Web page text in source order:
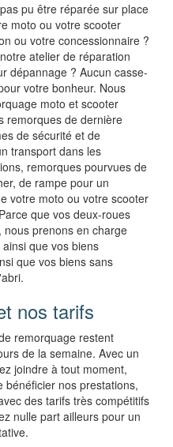
pu être réparée sur place
moto ou votre scooter
ou votre concessionnaire ?
atelier de réparation
dépannage ? Aucun casse-
votre bonheur. Nous
moto et scooter
remorques de dernière
de sécurité et de
transport dans les
remorques pourvues de
de rampe pour un
votre moto ou votre scooter
que vos deux-roues
prenons en charge
que vos biens
que vos biens sans
nos tarifs
remorquage restent
de la semaine. Avec un
joindre à tout moment,
bénéficier nos prestations,
des tarifs très compétitifs
nulle part ailleurs pour un